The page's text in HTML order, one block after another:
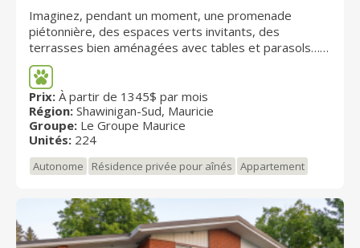
Imaginez, pendant un moment, une promenade
piétonnière, des espaces verts invitants, des
terrasses bien aménagées avec tables et parasols…
Voilà le décor que nous vous proposons aux Jardins du
Campanile, une résidence pour retraités d'envergure
avec services, entièrement conçu pour répondre aux
besoins de retraités désireux de vivre en sécurité et
en toute liberté. La résidence pour retraités Les
Jardins du Campanile reflète notre engagement à
créer des milieux de vie dynamiques, confortables,
chaleureux, abordables et sécuritaires, où il fait bon
Prix: À partir de 1345$ par mois
Région: Shawinigan-Sud, Mauricie
Groupe: Le Groupe Maurice
Unités: 224
Autonome Résidence privée pour aînés Appartement